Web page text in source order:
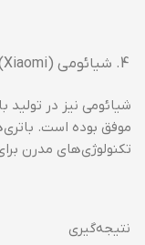
شیائومی (Xiaomi)
شیائومی نیز در تولید
موفق بوده است.
تکنولوژی‌های مدرن
نتیجه‌گیری